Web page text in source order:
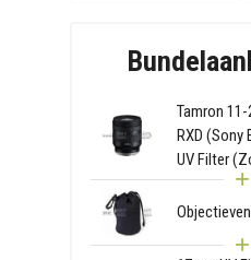
Tamron
RXD (Sony
UV Filter